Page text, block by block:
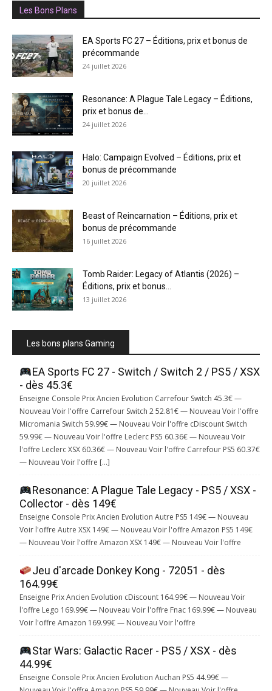
Les Bons Plans
EA Sports FC 27 – Éditions, prix et bonus de
précommande
24 juillet 2026
Resonance: A Plague Tale Legacy – Éditions,
prix et bonus de...
24 juillet 2026
Halo: Campaign Evolved – Éditions, prix et
bonus de précommande
20 juillet 2026
Beast of Reincarnation – Éditions, prix et
bonus de précommande
16 juillet 2026
Tomb Raider: Legacy of Atlantis (2026) –
Éditions, prix et bonus...
13 juillet 2026
Les bons plans Gaming
EA Sports FC 27 - Switch / Switch 2 / PS5 / XSX
- dès 45.3€
Enseigne Console Prix Ancien Evolution Carrefour Switch 45.3€ —
Nouveau Voir l'offre Carrefour Switch 2 52.81€ — Nouveau Voir l'offre
Micromania Switch 59.99€ — Nouveau Voir l'offre cDiscount Switch
59.99€ — Nouveau Voir l'offre Leclerc PS5 60.36€ — Nouveau Voir
l'offre Leclerc XSX 60.36€ — Nouveau Voir l'offre Carrefour PS5 60.37€
— Nouveau Voir l'offre […]
Resonance: A Plague Tale Legacy - PS5 / XSX -
Collector - dès 149€
Enseigne Console Prix Ancien Evolution Autre PS5 149€ — Nouveau
Voir l'offre Autre XSX 149€ — Nouveau Voir l'offre Amazon PS5 149€
— Nouveau Voir l'offre Amazon XSX 149€ — Nouveau Voir l'offre
Jeu d'arcade Donkey Kong - 72051 - dès
164.99€
Enseigne Prix Ancien Evolution cDiscount 164.99€ — Nouveau Voir
l'offre Lego 169.99€ — Nouveau Voir l'offre Fnac 169.99€ — Nouveau
Voir l'offre Amazon 169.99€ — Nouveau Voir l'offre
Star Wars: Galactic Racer - PS5 / XSX - dès
44.99€
Enseigne Console Prix Ancien Evolution Auchan PS5 44.99€ —